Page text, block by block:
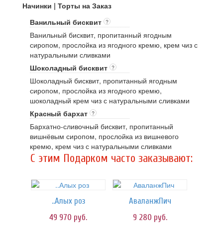
Начинки | Торты на Заказ
Ванильный бисквит ?
Ванильный бисквит, пропитанный ягодным
сиропом, прослойка из ягодного кремю, крем чиз с
натуральными сливками
Шоколадный бисквит ?
Шоколадный бисквит, пропитанный ягодным
сиропом, прослойка из ягодного кремю,
шоколадный крем чиз с натуральными сливками
Красный бархат ?
Бархатно-сливочный бисквит, пропитанный
вишнёвым сиропом, прослойка из вишневого
кремю, крем чиз с натуральными сливками
C этим Подарком часто заказывают:
..Алых роз
49 970 руб.
АваланжПич
9 280 руб.